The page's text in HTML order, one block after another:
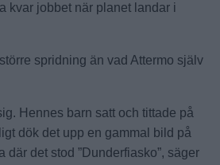
kvar jobbet när planet landar i
spridning än vad Attermo själv
Hennes barn satt och tittade på
dök det upp en gammal bild på
där det stod ”Dunderfiasko”, säger